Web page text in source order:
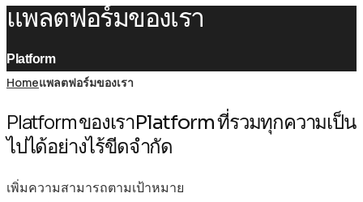
แพลตฟอร์มของเรา
Platform
Homeแพลตฟอร์มของเรา
Platform ของเราPlatform ที่รวมทุกความเป็น
ไปได้อย่างไร้ขีดจำกัด
เพิ่มความสามารถตามเป้าหมาย